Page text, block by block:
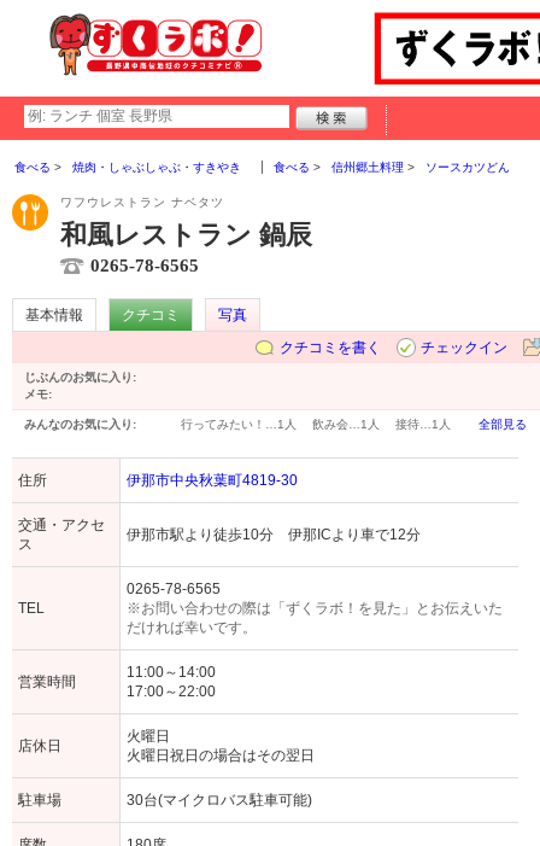
食べる 焼肉・しゃぶしゃぶ・すきやき 食べる 信州郷土料理 ソースカツどん
ワフウレストラン ナベタツ
和風レストラン 鍋辰
0265-78-6565
基本情報 クチコミ
写真
クチコミを書く
チェックイン
じぶんのお気に入り:
メモ:
みんなのお気に入り: 行ってみたい！… 1人 飲み会… 1人 接待… 1人 全部見る
住所 伊那市中央秋葉町4819-30
交通・アクセ
ス
伊那市駅より徒歩10分 伊那ICより車で12分
TEL
0265-78-6565
※お問い合わせの際は「ずくラボ！を見た」とお伝えいた
だければ幸いです。
営業時間
11:00～14:00
17:00～22:00
店休日
火曜日
火曜日祝日の場合はその翌日
駐車場 30台(マイクロバス駐車可能)